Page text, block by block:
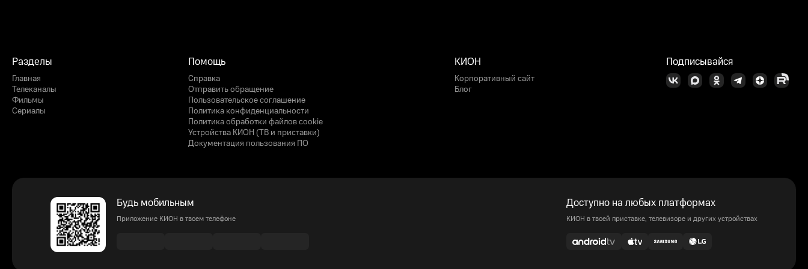
Разделы
Главная
Телеканалы
Фильмы
Сериалы
Помощь
Справка
Отправить обращение
Пользовательское соглашение
Политика конфиденциальности
Политика обработки файлов cookie
Устройства КИОН (ТВ и приставки)
Документация пользования ПО
КИОН
Корпоративный сайт
Блог
Подписывайся
Будь мобильным
Приложение КИОН в твоем телефоне
Доступно на любых платформах
КИОН в твоей приставке, телевизоре и других устройствах